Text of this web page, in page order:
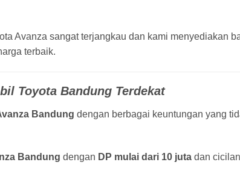
Avanza sangat terjangkau dan kami menyediakan
terbaik.
Toyota Bandung Terdekat
Bandung dengan berbagai keuntungan yang
Bandung dengan DP mulai dari 10 jutadan